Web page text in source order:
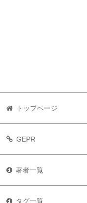
トップページ
GEPR
著者一覧
タグ一覧